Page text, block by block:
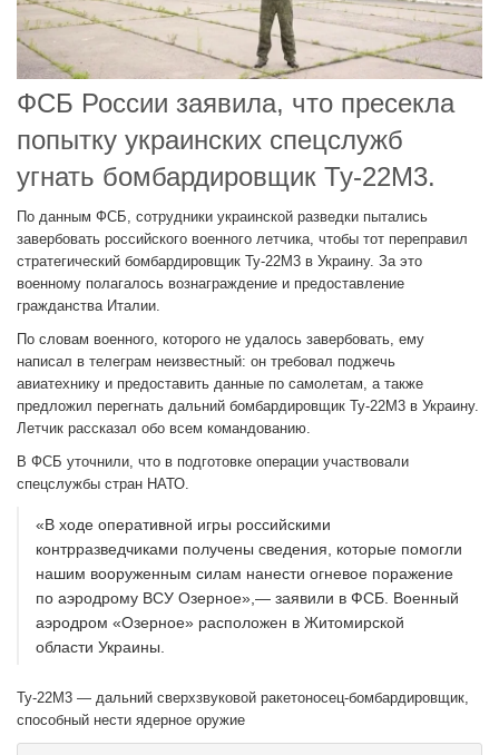
ФСБ России заявила, что пресекла
попытку украинских спецслужб
угнать бомбардировщик Ту-22М3.
По данным ФСБ, сотрудники украинской разведки пытались
завербовать российского военного летчика, чтобы тот переправил
стратегический бомбардировщик Ту-22М3 в Украину. За это
военному полагалось вознаграждение и предоставление
гражданства Италии.
По словам военного, которого не удалось завербовать, ему
написал в телеграм неизвестный: он требовал поджечь
авиатехнику и предоставить данные по самолетам, а также
предложил перегнать дальний бомбардировщик Ту-22М3 в Украину.
Летчик рассказал обо всем командованию.
В ФСБ уточнили, что в подготовке операции участвовали
спецслужбы стран НАТО.
«В ходе оперативной игры российскими
контрразведчиками получены сведения, которые помогли
нашим вооруженным силам нанести огневое поражение
по аэродрому ВСУ Озерное»,— заявили в ФСБ. Военный
аэродром «Озерное» расположен в Житомирской
области Украины.
Ту-22М3 — дальний сверхзвуковой ракетоносец-бомбардировщик,
способный нести ядерное оружие